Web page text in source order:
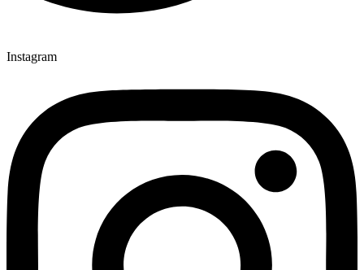
Instagram